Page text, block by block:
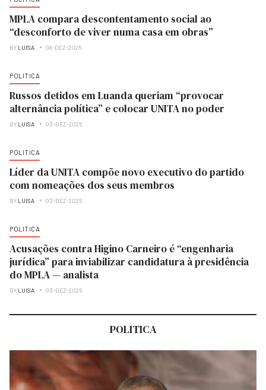
MPLA compara descontentamento social ao
“desconforto de viver numa casa em obras”
BY LUISA 08-DEZ-2025
POLITICA
Russos detidos em Luanda queriam “provocar
alternância política” e colocar UNITA no poder
BY LUISA 03-DEZ-2025
POLITICA
Líder da UNITA compõe novo executivo do partido
com nomeações dos seus membros
BY LUISA 03-DEZ-2025
POLITICA
Acusações contra Higino Carneiro é “engenharia
jurídica” para inviabilizar candidatura à presidência
do MPLA — analista
BY LUISA 03-DEZ-2025
POLITICA